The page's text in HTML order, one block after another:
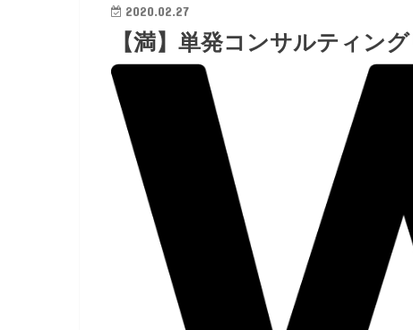
2020.02.27
【満】単発コンサルティン